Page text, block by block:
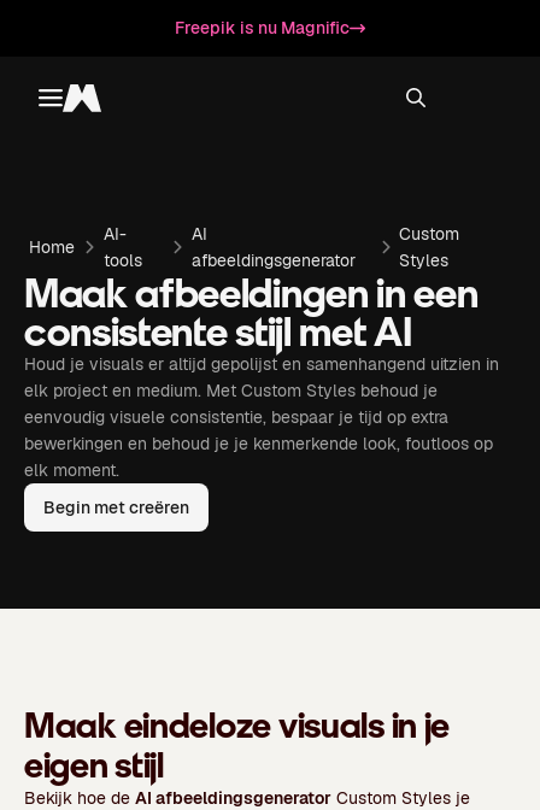
Freepik is nu Magnific
Toggle menu
Magnific
Home
AI-
tools
AI
afbeeldingsgenerator
Custom
Styles
Maak afbeeldingen in een
consistente stijl met AI
Houd je visuals er altijd gepolijst en samenhangend uitzien in
elk project en medium. Met Custom Styles behoud je
eenvoudig visuele consistentie, bespaar je tijd op extra
bewerkingen en behoud je je kenmerkende look, foutloos op
elk moment.
Begin met creëren
Maak eindeloze visuals in je
eigen stijl
Bekijk hoe de AI afbeeldingsgenerator Custom Styles je